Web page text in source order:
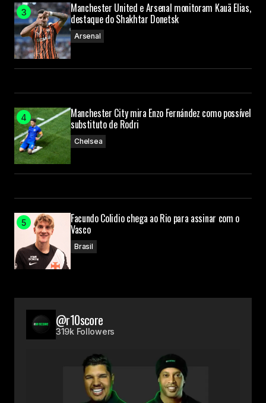
Manchester United e Arsenal monitoram Kauã Elias,
destaque do Shakhtar Donetsk
Arsenal
Manchester City mira Enzo Fernández como possível
substituto de Rodri
Chelsea
Facundo Colidio chega ao Rio para assinar com o
Vasco
Brasil
@r10score
319k Followers